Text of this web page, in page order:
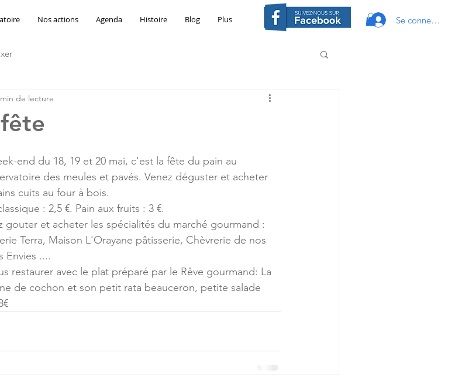
Nos actions Agenda Histoire Blog Plus Se connecter
de lecture
end du 18, 19 et 20 mai, c'est la fête du pain au
des meules et pavés. Venez déguster et acheter
cuits au four à bois.
: 2,5 €. Pain aux fruits : 3 €.
gouter et acheter les spécialités du marché gourmand :
Terra, Maison L'Orayane pâtisserie, Chèvrerie de nos
Envies ....
restaurer avec le plat préparé par le Rêve gourmand: La
de cochon et son petit rata beauceron, petite salade